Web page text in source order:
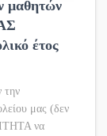
μαθητών
έτος
την
μας (δεν
να